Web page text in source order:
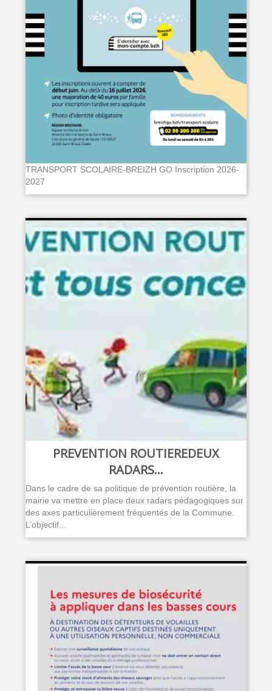
TRANSPORT SCOLAIRE-BREIZH GO Inscription 2026-
2027
PREVENTION ROUTIEREDEUX
RADARS...
Dans le cadre de sa politique de prévention routière, la
mairie va mettre en place deux radars pédagogiques sur
des axes particulièrement fréquentés de la Commune.
L’objectif...